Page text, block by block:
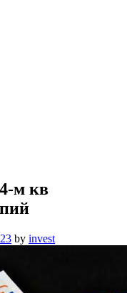
м кв
by invest